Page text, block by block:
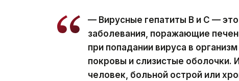
— Вирусные гепатиты В и С —
заболевания, поражающие
при попадании вируса в
покровы и слизистые оболочки.
человек, больной острой или